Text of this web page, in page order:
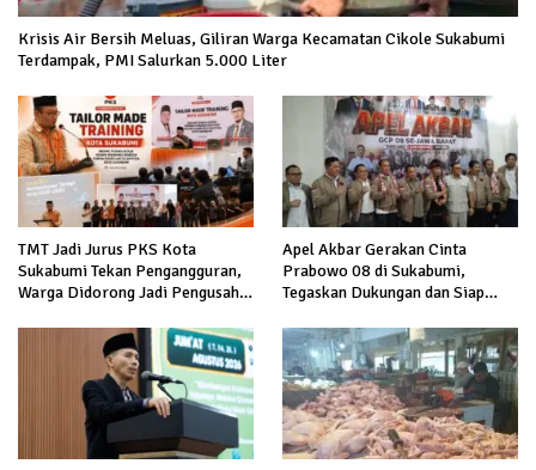
Krisis Air Bersih Meluas, Giliran Warga Kecamatan Cikole Sukabumi
Terdampak, PMI Salurkan 5.000 Liter
TMT Jadi Jurus PKS Kota
Sukabumi Tekan Pengangguran,
Warga Didorong Jadi Pengusaha
Apel Akbar Gerakan Cinta
Prabowo 08 di Sukabumi,
Tegaskan Dukungan dan Siap
Prabowo